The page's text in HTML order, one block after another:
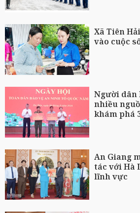
Xã Tiên
vào cuộc
Người dân
nhiều
khám phá
An Giang
tác với Hà
lĩnh vực